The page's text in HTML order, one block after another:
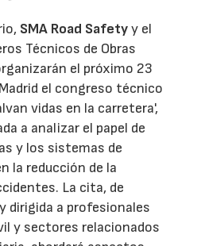
SMA Road Safetyy el
Técnicos de Obras
el próximo 23
el congreso técnico
vidas en la carretera',
a analizar el papel de
y los sistemas de
la reducción de la
La cita, de
dirigida a profesionales
y sectores relacionados